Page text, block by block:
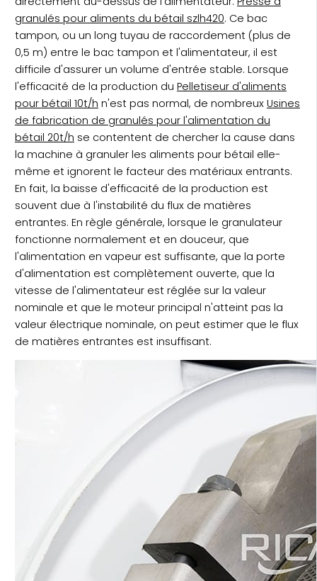
granulés pour aliments du bétail szlh420. Ce bac
tampon, ou un long tuyau de raccordement (plus de
0,5 m) entre le bac tampon et l'alimentateur, il est
difficile d'assurer un volume d'entrée stable. Lorsque
l'efficacité de la production du Pelletiseur d'aliments
pour bétail 10t/h n'est pas normal, de nombreux Usines
de fabrication de granulés pour l'alimentation du
bétail 20t/h se contentent de chercher la cause dans
la machine à granuler les aliments pour bétail elle-
même et ignorent le facteur des matériaux entrants.
En fait, la baisse d'efficacité de la production est
souvent due à l'instabilité du flux de matières
entrantes. En règle générale, lorsque le granulateur
fonctionne normalement et en douceur, que
l'alimentation en vapeur est suffisante, que la porte
d'alimentation est complètement ouverte, que la
vitesse de l'alimentateur est réglée sur la valeur
nominale et que le moteur principal n'atteint pas la
valeur électrique nominale, on peut estimer que le flux
de matières entrantes est insuffisant.